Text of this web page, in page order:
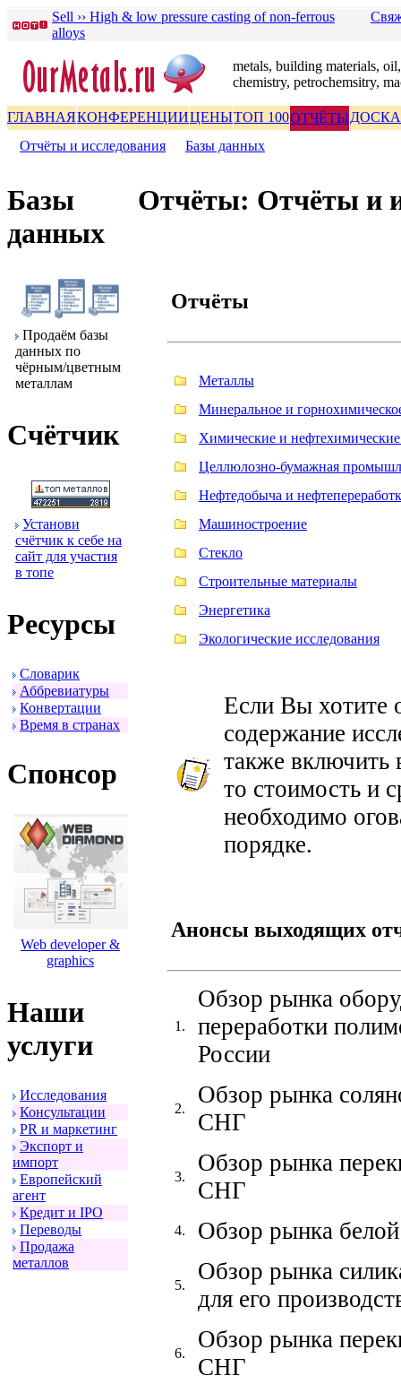
Sell ›› High & low pressure casting of non-ferrous
alloys
metals, building materials,
chemistry, petrochemsitry,
ГЛАВНАЯКОНФЕРЕНЦИИЦЕНЫТОП 100ОТЧЁТЫДОСКА
Отчёты и исследования
Базы данных
Базы
данных
Пpодаём базы
данных по
чёpным/цветным
металлам
Счётчик
Установи
счётчик к себе на
сайт для участия
в топе
Ресуpсы
Словаpик
Аббpевиатуpы
Конвеpтации
Вpемя в стpанах
Спонсоp
Web developer &
graphics
Наши
услуги
Исследования
Консультации
PR и маpкетинг
Экспоpт и
импоpт
Евpопейский
агент
Кpедит и IPO
Пеpеводы
Пpодажа
металлов
Отчёты: Отчёты и
Отчёты
Металлы
Минеральное и
Химические и
Целлюлозно-бумажная
Нефтедобыча и
Машиностроение
Стекло
Строительные материалы
Энергетика
Экологические исследования
Если Вы хотите
содержание
также включить
то стоимость и
необходимо
порядке.
Анонсы выходящих
1.
Обзор рынка
переработки
России
2.
Обзор рынка
СНГ
3.
Обзор рынка
СНГ
4. Обзор рынка
5.
Обзор рынка
для его
6.
Обзор рынка
СНГ